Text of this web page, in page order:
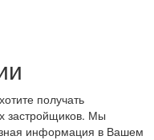
получать
застройщиков. Мы
информация в Вашем